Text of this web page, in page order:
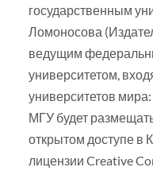
государственным
Ломоносова
ведущим
университетом,
университетов
МГУ будет
открытом доступе в
лицензии Creative